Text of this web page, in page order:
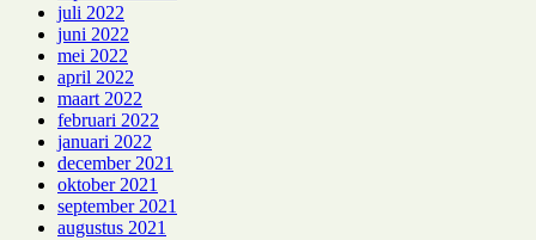
juli 2022
juni 2022
mei 2022
april 2022
maart 2022
februari 2022
januari 2022
december 2021
oktober 2021
september 2021
augustus 2021